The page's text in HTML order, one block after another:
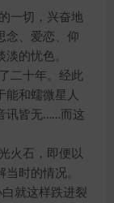
一切，兴奋地
念、爱恋、仰
的忧色。
二十年。经此
能和蠕微星人
讯皆无……而这
火石，即便以
时的情况。
就这样跌进裂